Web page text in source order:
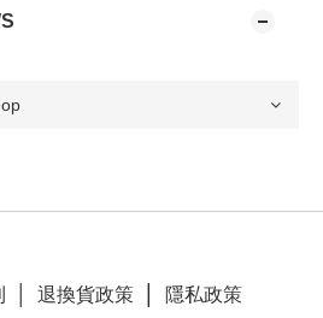
退換貨政策 隱私政策